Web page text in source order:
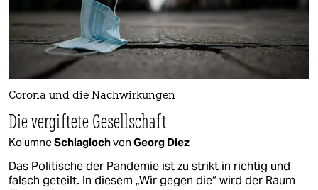
Corona und die Nachwirkungen
Die vergiftete Gesellschaft
KolumneSchlaglochvon Georg Diez
Das Politische der Pandemie ist zu strikt in richtig und
falsch geteilt. In diesem „Wir gegen die“ wird der Raum